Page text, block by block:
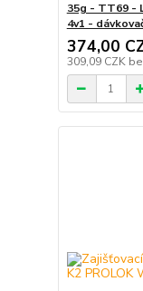
35g - TT69 -
4v1 -
374,00
309,09 CZK